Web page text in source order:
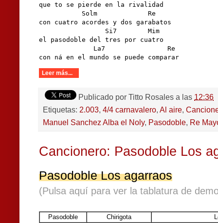
que to se pierde en la rivalidad
           Solm             Re
con cuatro acordes y dos garabatos
                 Si7        Mim
el pasodoble del tres por cuatro
              La7                Re
con ná en el mundo se puede comparar
Leer más...
Publicado por Titto Rosales a las 12:36
Etiquetas: 2.003, 4/4 carnavalero, Al aire,
Manuel Sanchez Alba el Noly, Pasodoble, Re
Cancionero: Pasodoble Los
Pasodoble Los agarraos
(Pulsa aquí para ver la tablatura de
Pasodoble Chirigota